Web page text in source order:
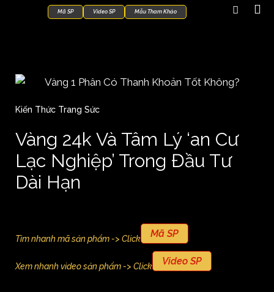
Mã SP Video SP Mẫu Tham Khảo
Kiến Thức Trang Sức
Vàng 24k Và Tâm Lý ‘an Cư
Lạc Nghiệp’ Trong Đầu Tư
Dài Hạn
Tìm nhanh mã sản phẩm -> Click Mã SP
Xem nhanh video sản phẩm -> Click Video SP